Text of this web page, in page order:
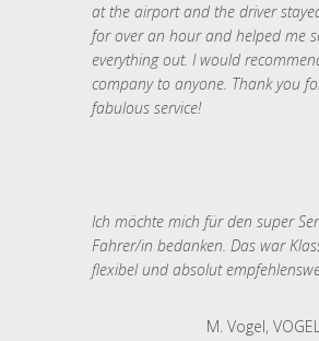
at the airport and the driver
for over an hour and helped me
everything out. I would
company to anyone. Thank you
fabulous service!
Ich möchte mich für den super
Fahrer/in bedanken. Das war
flexibel und absolut
M. Vogel,